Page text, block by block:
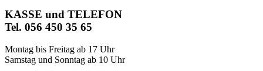
KASSE und TELEFON
Tel. 056 450 35 65
Montag bis Freitag ab 17 Uhr
Samstag und Sonntag ab 10 Uhr